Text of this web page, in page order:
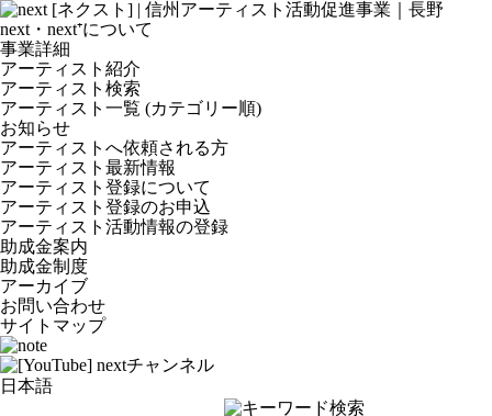
next・next⁺について
事業詳細
アーティスト紹介
アーティスト検索
アーティスト一覧 (カテゴリー順)
お知らせ
アーティストへ依頼される方
アーティスト最新情報
アーティスト登録について
アーティスト登録のお申込
アーティスト活動情報の登録
助成金案内
助成金制度
アーカイブ
お問い合わせ
サイトマップ